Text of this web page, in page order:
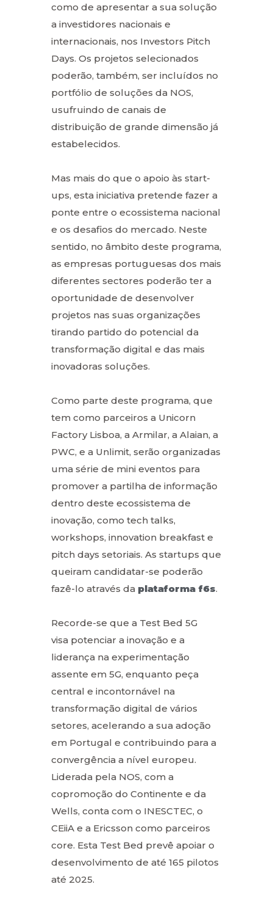
como de apresentar a sua solução
a investidores nacionais e
internacionais, nos Investors Pitch
Days. Os projetos selecionados
poderão, também, ser incluídos no
portfólio de soluções da NOS,
usufruindo de canais de
distribuição de grande dimensão já
estabelecidos.
Mas mais do que o apoio às start-
ups, esta iniciativa pretende fazer a
ponte entre o ecossistema nacional
e os desafios do mercado. Neste
sentido, no âmbito deste programa,
as empresas portuguesas dos mais
diferentes sectores poderão ter a
oportunidade de desenvolver
projetos nas suas organizações
tirando partido do potencial da
transformação digital e das mais
inovadoras soluções.
Como parte deste programa, que
tem como parceiros a Unicorn
Factory Lisboa, a Armilar, a Alaian, a
PWC, e a Unlimit, serão organizadas
uma série de mini eventos para
promover a partilha de informação
dentro deste ecossistema de
inovação, como tech talks,
workshops, innovation breakfast e
pitch days setoriais. As startups que
queiram candidatar-se poderão
fazê-lo através da plataforma f6s.
Recorde-se que a Test Bed 5G
visa potenciar a inovação e a
liderança na experimentação
assente em 5G, enquanto peça
central e incontornável na
transformação digital de vários
setores, acelerando a sua adoção
em Portugal e contribuindo para a
convergência a nível europeu.
Liderada pela NOS, com a
copromoção do Continente e da
Wells, conta com o INESCTEC, o
CEiiA e a Ericsson como parceiros
core. Esta Test Bed prevê apoiar o
desenvolvimento de até 165 pilotos
até 2025.